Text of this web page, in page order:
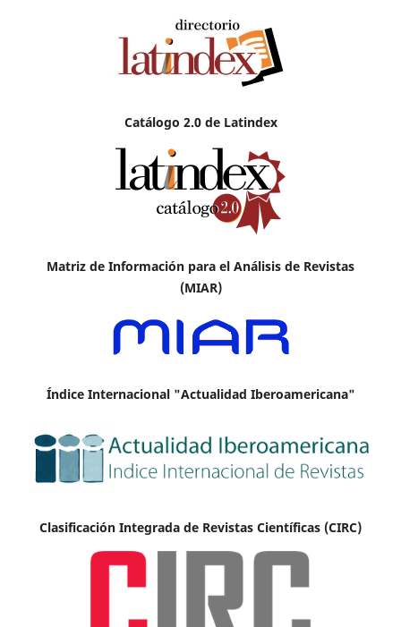
Catálogo 2.0 de Latindex
Matriz de Información para el Análisis de Revistas
(MIAR)
Índice Internacional "Actualidad Iberoamericana"
Clasificación Integrada de Revistas Científicas (CIRC)